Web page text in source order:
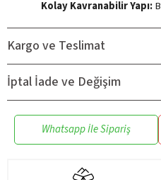
Kolay Kavranabilir Yapı:
Güvenli İçerik:
üretilmiştir; bu sayede
ebeveynlerin gönül
kullanım sunar. Aynı
karşı dayanıklıdır, uzun
Eğlenceli Tasarım:Canlı
çocukların ilgisini çeker,
Kolay Temizlik:Parçaların
Kargo ve Teslimat
İptal İade ve Değişim
Whatsapp İle Sipariş